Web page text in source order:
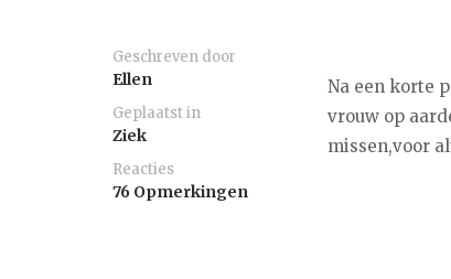
Geschreven door
Ellen
Geplaatst in
Ziek
Reacties
76 Opmerkingen
Na een korte
vrouw op
missen,voor